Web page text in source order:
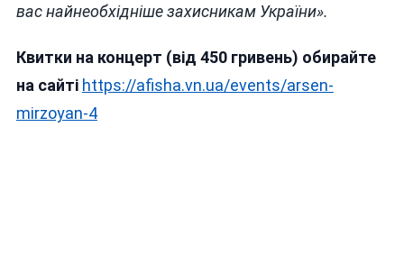
вас найнеобхідніше захисникам України».
Квитки на концерт (від 450 гривень) обирайте
на сайті https://afisha.vn.ua/events/arsen-
mirzoyan-4